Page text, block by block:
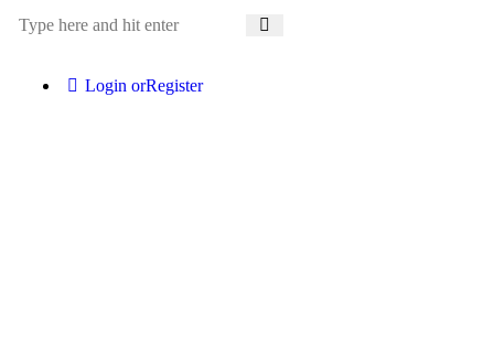
Login orRegister